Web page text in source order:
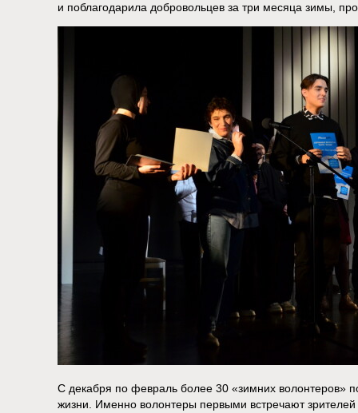
и поблагодарила добровольцев за три месяца зимы,
С декабря по февраль более 30 «зимних волонтеров»
жизни. Именно волонтеры первыми встречают